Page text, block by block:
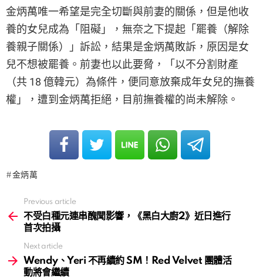
金炳萬唯一希望是完全切斷與前妻的關係，但是他收
養的女兒成為「阻礙」，無奈之下提起「罷養（解除
養親子關係）」訴訟，結果是金炳萬敗訴，原因是女
兒不想被罷養。前妻也以此要脅，「以不分割財產
（共 18 億韓元）為條件，便同意放棄成年女兒的撫養
權」，遭到金炳萬拒絕，目前撫養權的尚未解除。
金炳萬
more
Previous article
不受白種元連串醜聞影響，《黑白大廚2》近日進行
首次拍攝
Next article
Wendy、Yeri 不再續約 SM！Red Velvet 團體活
動將會繼續